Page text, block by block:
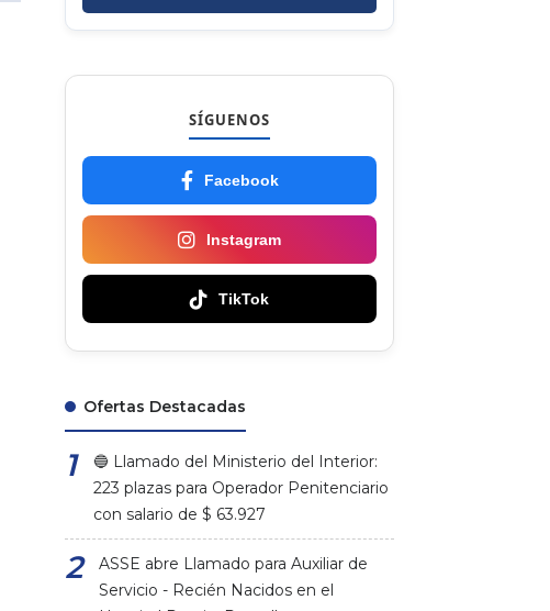
SÍGUENOS
Facebook
Instagram
TikTok
Ofertas Destacadas
🔵 Llamado del Ministerio del Interior:
223 plazas para Operador Penitenciario
con salario de $ 63.927
ASSE abre Llamado para Auxiliar de
Servicio - Recién Nacidos en el